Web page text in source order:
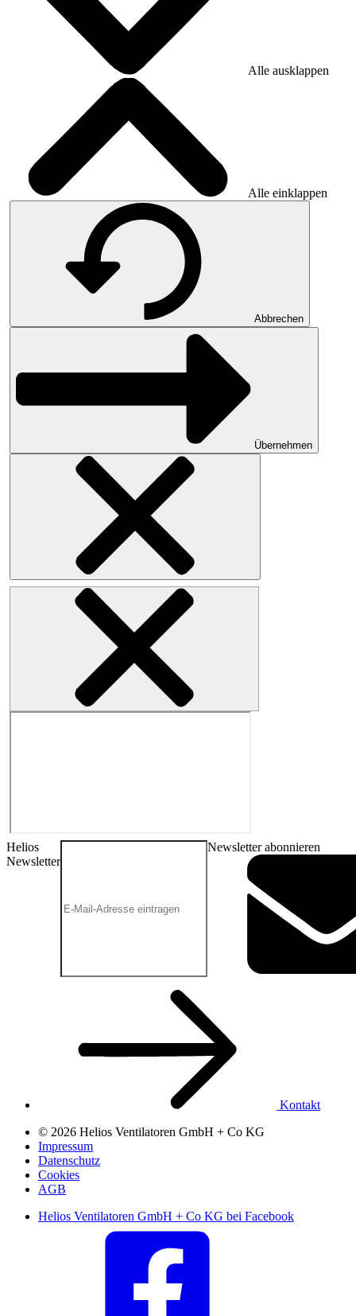
Alle ausklappen
Alle einklappen
Abbrechen
Übernehmen
Helios
Newsletter
Newsletter abonnieren
Kontakt
© 2026 Helios Ventilatoren GmbH + Co KG
Impressum
Datenschutz
Cookies
AGB
Helios Ventilatoren GmbH + Co KG bei Facebook